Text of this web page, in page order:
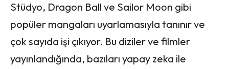
Stüdyo, Dragon Ball ve Sailor Moon gibi
popüler mangaları uyarlamasıyla tanınır ve
çok sayıda işi çıkıyor. Bu diziler ve filmler
yayınlandığında, bazıları yapay zeka ile